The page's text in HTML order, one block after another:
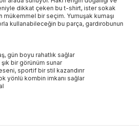
dikkat çeken bu t-shirt, ister sokak
bir seçim. Yumuşak kumaşı
kullanabileceğin bu parça, gardırobunun
gün boyu rahatlık sağlar
bir görünüm sunar
sportif bir stil kazandırır
yönlü kombin imkanı sağlar